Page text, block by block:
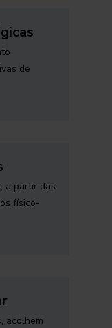
de
a partir das
físico-
acolhem